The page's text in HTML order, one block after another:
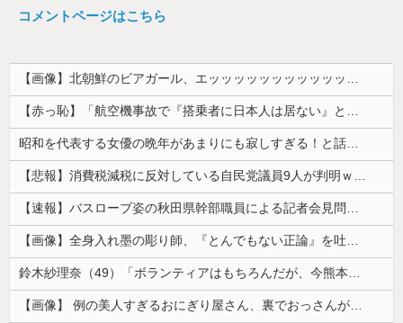
コメントページはこちら